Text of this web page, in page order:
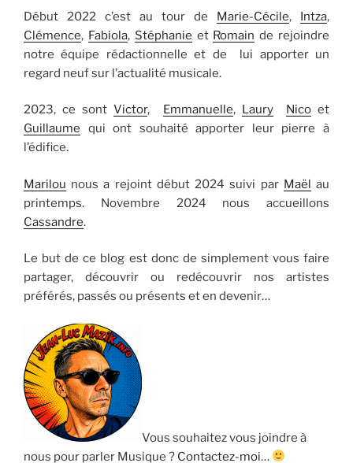
Début 2022 c’est au tour de Marie-Cécile, Intza,
Clémence, Fabiola, Stéphanie et Romain de rejoindre
notre équipe rédactionnelle et de lui apporter un
regard neuf sur l’actualité musicale.
2023, ce sontVictor, Emmanuelle, Laury Nicoet
Guillaume qui ont souhaité apporter leur pierre à
l’édifice.
Marilou nous a rejoint début 2024 suivi par Maël au
printemps. Novembre 2024 nous accueillons
Cassandre.
Le but de ce blog est donc de simplement vous faire
partager, découvrir ou redécouvrir nos artistes
préférés, passés ou présents et en devenir…
Vous souhaitez vous joindre à
nous pour parler Musique ? Contactez-moi…